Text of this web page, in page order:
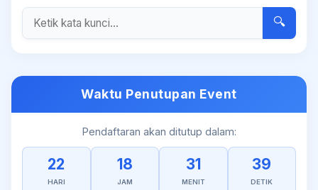
🔍
Waktu Penutupan Event
Pendaftaran akan ditutup dalam:
22
HARI
18
JAM
31
MENIT
39
DETIK